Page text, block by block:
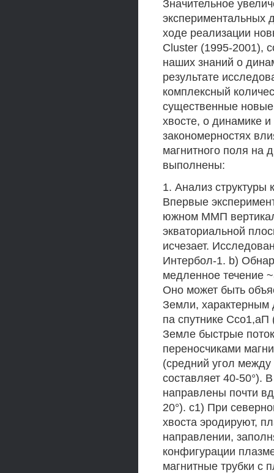
Значительное
экспериментальных
ходе реализации
Cluster (1995-2001),
наших знаний о
результате
комплексный
существенные
хвосте, о динамике
закономерностях
магнитного поля на
выполнены:
1. Анализ структуры
Впервые
южном ММП
экваториальной
исчезает.
Интербол-1. b)
медленное течение
Оно может быть
Земли, характерным
па спутнике Ссо1,аП
Земле быстрые
переносчиками
(средний угол между
составляет 40-50°).
направлены почти
20°). с1) При
хвоста эродируют,
направлении,
конфигурации
магнитные трубки с